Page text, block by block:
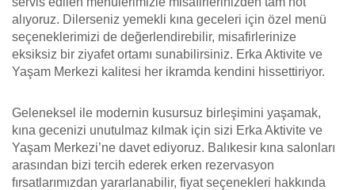
alıyoruz. Dilerseniz yemekli kına geceleri için özel menü
seçeneklerimizi de değerlendirebilir, misafirlerinize
eksiksiz bir ziyafet ortamı sunabilirsiniz. Erka Aktivite ve
Yaşam Merkezi kalitesi her ikramda kendini hissettiriyor.
Geleneksel ile modernin kusursuz birleşimini yaşamak,
kına gecenizi unutulmaz kılmak için sizi Erka Aktivite ve
Yaşam Merkezi’ne davet ediyoruz. Balıkesir kına salonları
arasından bizi tercih ederek erken rezervasyon
fırsatlarımızdan yararlanabilir, fiyat seçenekleri hakkında